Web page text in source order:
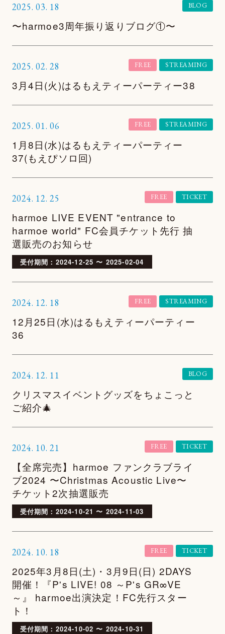
TOP
NEWS
PHOTOGALLERY
WALLPAPER
FAN LETTER
2025. 03. 18 BLOG
〜harmoe3周年振り返りブログ①〜
2025. 02. 28 FREE STREAMING
3月4日(火)はるもえティーパーティー38
2025. 01. 06 FREE STREAMING
1月8日(水)はるもえティーパーティー
37(もえぴソロ回)
2024. 12. 25 FREE TICKET
harmoe LIVE EVENT "entrance to
harmoe world" FC会員チケット先行 抽
選販売のお知らせ
受付期間：2024-12-25 〜 2025-02-04
2024. 12. 18 FREE STREAMING
12月25日(水)はるもえティーパーティー
36
2024. 12. 11 BLOG
クリスマスイベントグッズをちょこっと
ご紹介🎄
2024. 10. 21 FREE TICKET
【全席完売】harmoe ファンクラブライ
ブ2024 〜Christmas Acoustic Live〜
チケット2次抽選販売
受付期間：2024-10-21 〜 2024-11-03
2024. 10. 18 FREE TICKET
2025年3月8日(土)・3月9日(日) 2DAYS
開催！『P's LIVE! 08 ～P's GR∞VE
～』 harmoe出演決定！FC先行スター
ト！
受付期間：2024-10-02 〜 2024-10-31